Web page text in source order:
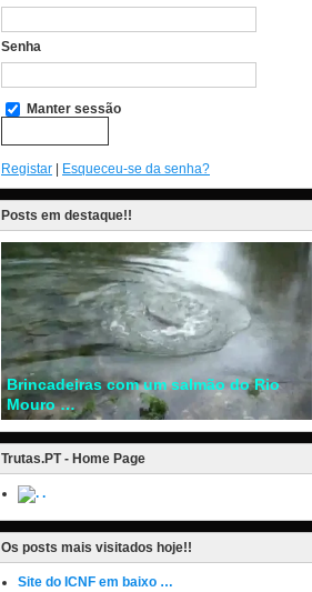
Senha
Manter sessão
Registar | Esqueceu-se da senha?
Posts em destaque!!
Brincadeiras com um salmão do Rio
Mouro …
Trutas.PT - Home Page
.
Os posts mais visitados hoje!!
Site do ICNF em baixo …